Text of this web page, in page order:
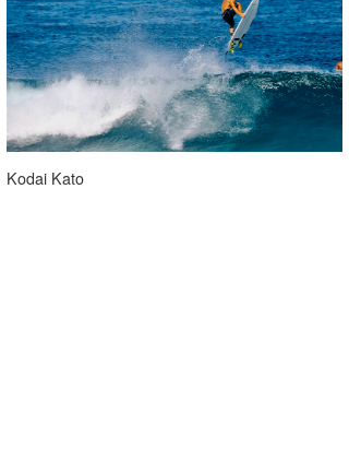
Kodai Kato